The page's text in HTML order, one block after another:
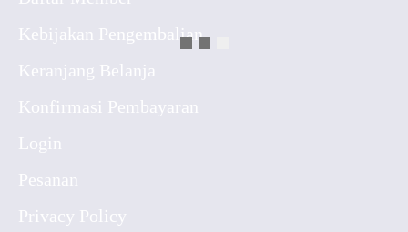
Kebijakan Pengembalian
Keranjang Belanja
Konfirmasi Pembayaran
Login
Pesanan
Privacy Policy